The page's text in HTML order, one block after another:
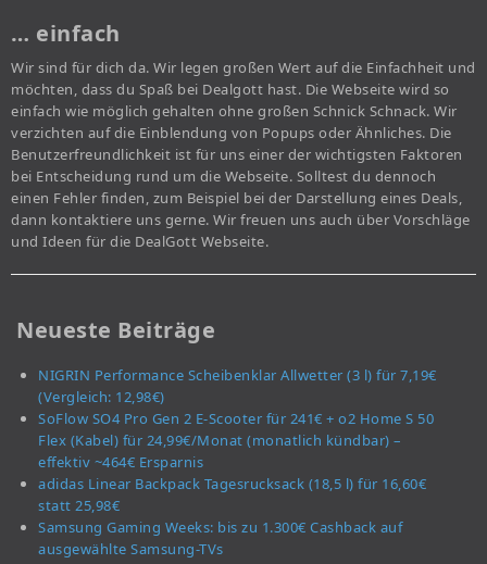
… einfach
Wir sind für dich da. Wir legen großen Wert auf die Einfachheit und
möchten, dass du Spaß bei Dealgott hast. Die Webseite wird so
einfach wie möglich gehalten ohne großen Schnick Schnack. Wir
verzichten auf die Einblendung von Popups oder Ähnliches. Die
Benutzerfreundlichkeit ist für uns einer der wichtigsten Faktoren
bei Entscheidung rund um die Webseite. Solltest du dennoch
einen Fehler finden, zum Beispiel bei der Darstellung eines Deals,
dann kontaktiere uns gerne. Wir freuen uns auch über Vorschläge
und Ideen für die DealGott Webseite.
Neueste Beiträge
NIGRIN Performance Scheibenklar Allwetter (3 l) für 7,19€
(Vergleich: 12,98€)
SoFlow SO4 Pro Gen 2 E-Scooter für 241€ + o2 Home S 50
Flex (Kabel) für 24,99€/Monat (monatlich kündbar) –
effektiv ~464€ Ersparnis
adidas Linear Backpack Tagesrucksack (18,5 l) für 16,60€
statt 25,98€
Samsung Gaming Weeks: bis zu 1.300€ Cashback auf
ausgewählte Samsung-TVs